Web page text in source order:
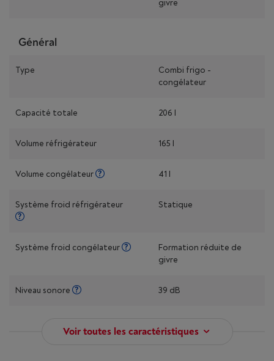
givre
Général
Type
Combi frigo -
congélateur
Capacité totale 206 l
Volume réfrigérateur 165 l
Volume congélateur 41 l
Système froid réfrigérateur Statique
Système froid congélateur
Formation réduite de
givre
Niveau sonore 39 dB
Voir toutes les caractéristiques